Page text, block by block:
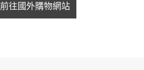
前往國外購物網站